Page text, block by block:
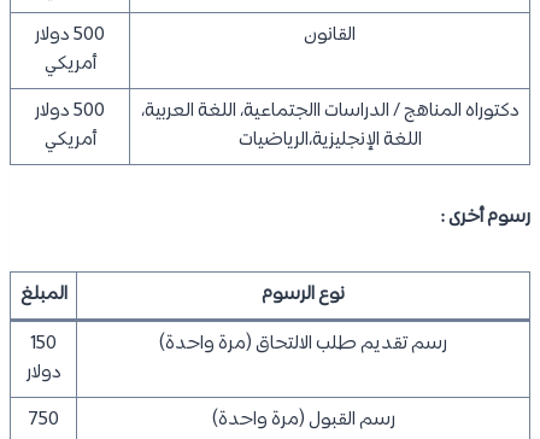
القانون
500 دولار
أمريكي
دكتوراه المناهج / الدراسات االجتماعية، اللغة العربية،
اللغة الإنجليزية،الرياضيات
500 دولار
أمريكي
رسوم أخرى :
نوع الرسوم
المبلغ
رسم تقديم طلب الالتحاق (مرة واحدة)
150
دولار
رسم القبول (مرة واحدة)
750